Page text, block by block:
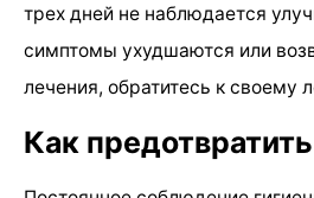
трех дней не наблюдается
симптомы ухудшаются или
лечения, обратитесь к своему
Как